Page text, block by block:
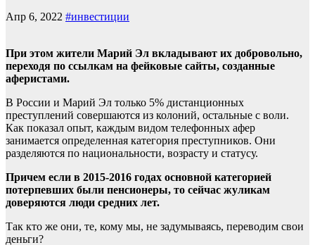
Апр 6, 2022 #инвестиции
При этом жители Марий Эл вкладывают их добровольно,
переходя по ссылкам на фейковые сайты, созданные
аферистами.
В России и Марий Эл только 5% дистанционных
преступлений совершаются из колоний, остальные с воли.
Как показал опыт, каждым видом телефонных афер
занимается определенная категория преступников. Они
разделяются по национальности, возрасту и статусу.
Причем если в 2015-2016 годах основной категорией
потерпевших были пенсионеры, то сейчас жуликам
доверяются люди средних лет.
Так кто же они, те, кому мы, не задумываясь, переводим свои
деньги?